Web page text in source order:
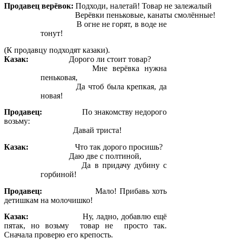
Продавец верёвок: Подходи, налетай! Товар не залежалый
Верёвки пеньковые, канаты смолённые!
В огне не горят, в воде не
тонут!
(К продавцу подходят казаки).
Казак: Дорого ли стоит товар?
Мне верёвка нужна
пеньковая,
Да чтоб была крепкая, да
новая!
Продавец:
По знакомству недорого
возьму:
Давай триста!
Казак: Что так дорого просишь?
Даю две с полтиной,
Да в придачу дубину с
горбиной!
Продавец:
Мало! Прибавь хоть
детишкам на молочишко!
Казак: Ну, ладно, добавлю ещё
пятак, но возьму товар не просто так.
Сначала проверю его крепость.